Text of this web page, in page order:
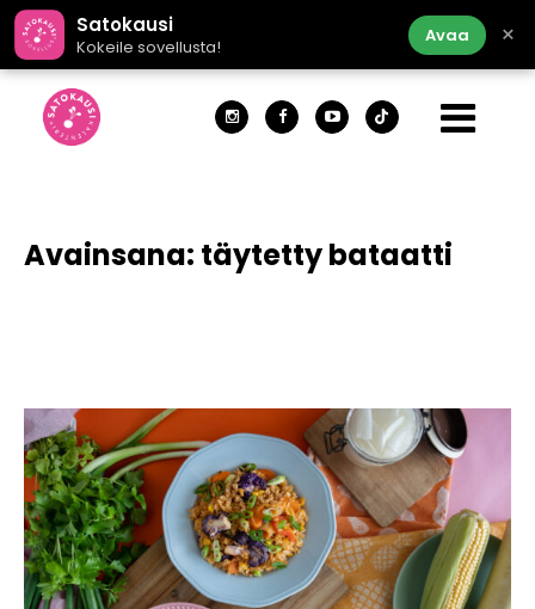
Satokausi
Kokeile sovellusta!
Avaa ×
Avainsana: täytetty bataatti